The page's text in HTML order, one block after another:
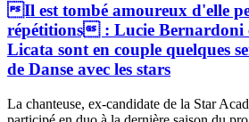
Il est tombé amoureux d'elle
répétitions : Lucie Bernardoni
Licata sont en couple quelques
de Danse avec les stars
La chanteuse, ex-candidate de la Star